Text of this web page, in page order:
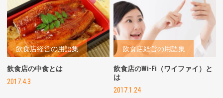
飲食店経営の用語集
飲食店の中食とは
2017.4.3
飲食店経営の用語集
飲食店のWi-Fi（ワイファイ）と
は
2017.1.24